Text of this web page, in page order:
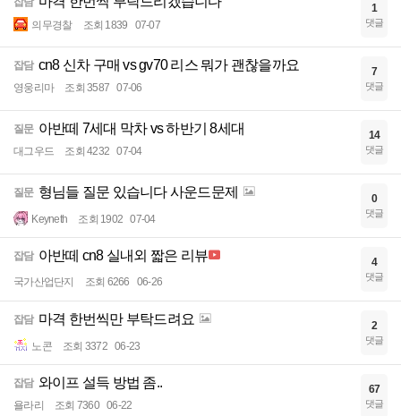
의무경찰 조회 1839 07-07
1
댓글
잡담 cn8 신차 구매 vs gv70 리스 뭐가 괜찮을까요
영웅리마 조회 3587 07-06
7
댓글
질문 아반떼 7세대 막차 vs 하반기 8세대
대그우드 조회 4232 07-04
14
댓글
질문 형님들 질문 있습니다 사운드문제
Keyneth 조회 1902 07-04
0
댓글
잡담 아반떼 cn8 실내외 짧은 리뷰
국가산업단지 조회 6266 06-26
4
댓글
잡담 마격 한번씩만 부탁드려요
노콘 조회 3372 06-23
2
댓글
잡담 와이프 설득 방법 좀..
욜라리 조회 7360 06-22
67
댓글